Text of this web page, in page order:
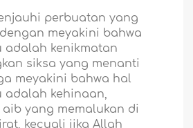
perbuatan yang
meyakini bahwa
adalah kenikmatan
siksa yang menanti
meyakini bahwa hal
adalah kehinaan,
yang memalukan di
kecuali jika Allah